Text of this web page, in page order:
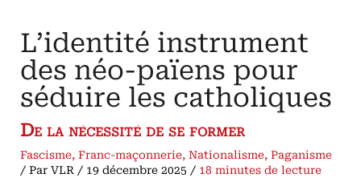
L’identité instrument
des néo-païens pour
séduire les catholiques
De la nécessité de se former
Fascisme,Franc-maçonnerie,Nationalisme,Paganisme
/ ParVLR / 19 décembre 2025 / 18 minutes de lecture